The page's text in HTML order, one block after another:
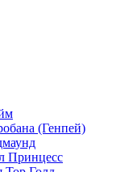
(Генпей)
Принцесс